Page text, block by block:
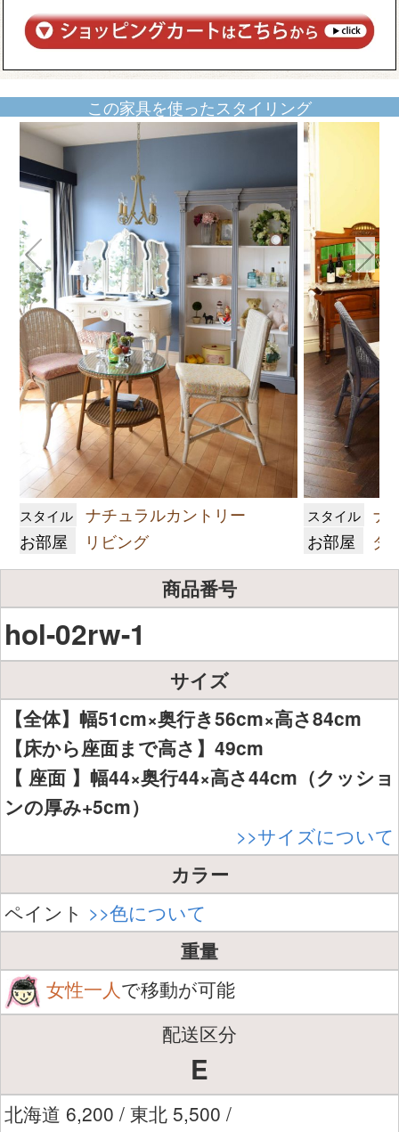
この家具を使ったスタイリング
スタイル
ナチュラルカントリー
お部屋
リビング
スタイル
ナ
お部屋
ダ
商品番号
hol-02rw-1
サイズ
【全体】幅51cm×奥行き56cm×高さ84cm
【床から座面まで高さ】49cm
【 座面 】幅44×奥行44×高さ44cm（クッショ
ンの厚み+5cm）
>>サイズについて
カラー
ペイント >>色について
重量
女性一人で移動が可能
配送区分
E
北海道 6,200 / 東北 5,500 /